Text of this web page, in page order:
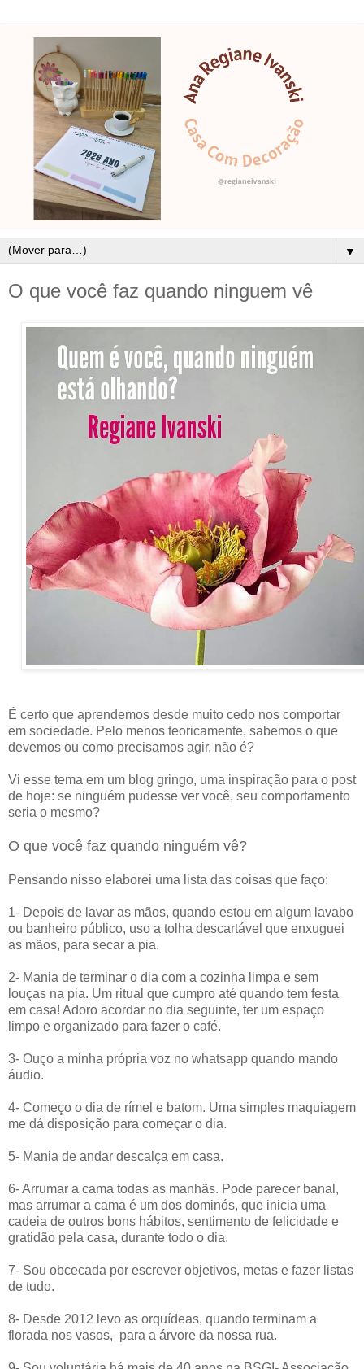
▼
O que você faz quando ninguem vê
É certo que aprendemos desde muito cedo nos comportar
em sociedade. Pelo menos teoricamente, sabemos o que
devemos ou como precisamos agir, não é?
Vi esse tema em um blog gringo, uma inspiração para o post
de hoje: se ninguém pudesse ver você, seu comportamento
seria o mesmo?
O que você faz quando ninguém vê?
Pensando nisso elaborei uma lista das coisas que faço:
1- Depois de lavar as mãos, quando estou em algum lavabo
ou banheiro público, uso a tolha descartável que enxuguei
as mãos, para secar a pia.
2- Mania de terminar o dia com a cozinha limpa e sem
louças na pia. Um ritual que cumpro até quando tem festa
em casa! Adoro acordar no dia seguinte, ter um espaço
limpo e organizado para fazer o café.
3- Ouço a minha própria voz no whatsapp quando mando
áudio.
4- Começo o dia de rímel e batom. Uma simples maquiagem
me dá disposição para começar o dia.
5- Mania de andar descalça em casa.
6- Arrumar a cama todas as manhãs. Pode parecer banal,
mas arrumar a cama é um dos dominós, que inicia uma
cadeia de outros bons hábitos, sentimento de felicidade e
gratidão pela casa, durante todo o dia.
7- Sou obcecada por escrever objetivos, metas e fazer listas
de tudo.
8- Desde 2012 levo as orquídeas, quando terminam a
florada nos vasos, para a árvore da nossa rua.